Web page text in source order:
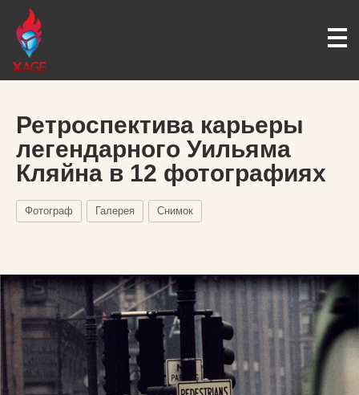
Ретроспектива карьеры
легендарного Уильяма
Кляйна в 12 фотографиях
Фотограф Галерея Снимок